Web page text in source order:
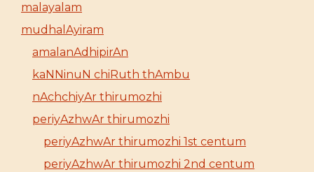
malayalam
mudhalAyiram
amalanAdhipirAn
kaNNinuN chiRuth thAmbu
nAchchiyAr thirumozhi
periyAzhwAr thirumozhi
periyAzhwAr thirumozhi 1st centum
periyAzhwAr thirumozhi 2nd centum